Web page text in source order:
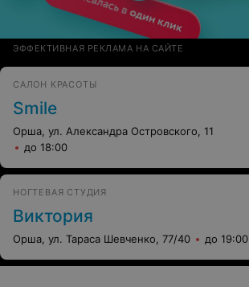
ЭФФЕКТИВНАЯ РЕКЛАМА НА САЙТЕ
САЛОН КРАСОТЫ
Smile
Орша, ул. Александра Островского, 11
до 18:00
НОГТЕВАЯ СТУДИЯ
Виктория
Орша, ул. Тараса Шевченко, 77/40 до 19:00